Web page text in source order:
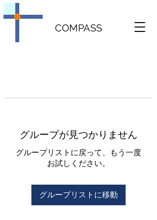
COMPASS
グループが見つかりません
グループリストに戻って、もう一度
お試しください。
グループリストに移動